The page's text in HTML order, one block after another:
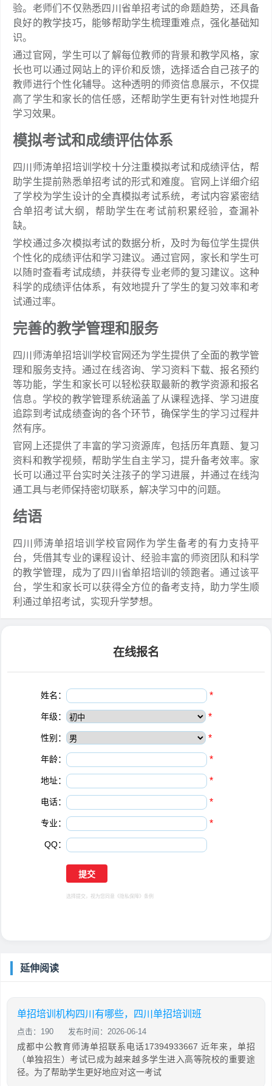
验。老师们不仅熟悉四川省单招考试的命题趋势，还具备
良好的教学技巧，能够帮助学生梳理重难点，强化基础知
识。
通过官网，学生可以了解每位教师的背景和教学风格，家
长也可以通过网站上的评价和反馈，选择适合自己孩子的
教师进行个性化辅导。这种透明的师资信息展示，不仅提
高了学生和家长的信任感，还帮助学生更有针对性地提升
学习效果。
模拟考试和成绩评估体系
四川师涛单招培训学校十分注重模拟考试和成绩评估，帮
助学生提前熟悉单招考试的形式和难度。官网上详细介绍
了学校为学生设计的全真模拟考试系统，考试内容紧密结
合单招考试大纲，帮助学生在考试前积累经验，查漏补
缺。
学校通过多次模拟考试的数据分析，及时为每位学生提供
个性化的成绩评估和学习建议。通过官网，家长和学生可
以随时查看考试成绩，并获得专业老师的复习建议。这种
科学的成绩评估体系，有效地提升了学生的复习效率和考
试通过率。
完善的教学管理和服务
四川师涛单招培训学校官网还为学生提供了全面的教学管
理和服务支持。通过在线咨询、学习资料下载、报名预约
等功能，学生和家长可以轻松获取最新的教学资源和报名
信息。学校的教学管理系统涵盖了从课程选择、学习进度
追踪到考试成绩查询的各个环节，确保学生的学习过程井
然有序。
官网上还提供了丰富的学习资源库，包括历年真题、复习
资料和教学视频，帮助学生自主学习，提升备考效率。家
长可以通过平台实时关注孩子的学习进展，并通过在线沟
通工具与老师保持密切联系，解决学习中的问题。
结语
四川师涛单招培训学校官网作为学生备考的有力支持平
台，凭借其专业的课程设计、经验丰富的师资团队和科学
的教学管理，成为了四川省单招培训的领跑者。通过该平
台，学生和家长可以获得全方位的备考支持，助力学生顺
利通过单招考试，实现升学梦想。
在线报名
姓名： *
年级： *
性别： *
年龄： *
地址： *
电话： *
专业： *
QQ：
选择提交，视为您同意 《隐私保障》 条例
延伸阅读
单招培训机构四川有哪些，四川单招培训班
点击：190 发布时间：2026-06-14
成都中公教育师涛单招联系电话17394933667 近年来，单招
（单独招生）考试已成为越来越多学生进入高等院校的重要途
径。为了帮助学生更好地应对这一考试